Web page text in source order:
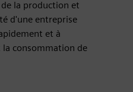
la production et
d'une entreprise
et à
consommation de